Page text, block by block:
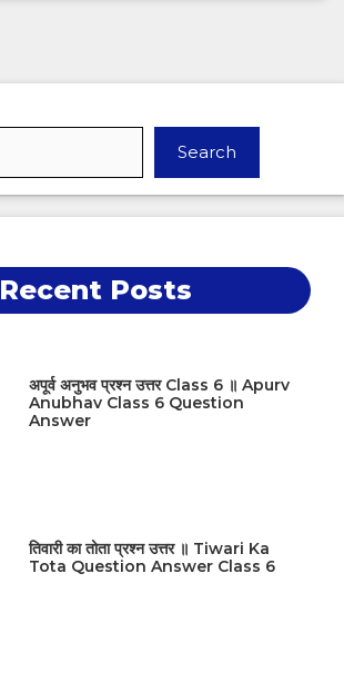
Search
Recent Posts
अपूर्व अनुभव प्रश्न उत्तर Class 6 ॥ Apurv
Anubhav Class 6 Question
Answer
तिवारी का तोता प्रश्न उत्तर ॥ Tiwari Ka
Tota Question Answer Class 6